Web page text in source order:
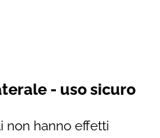
- uso sicuro
non hanno effetti